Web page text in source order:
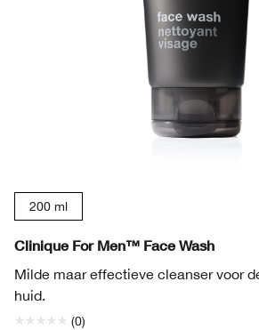
200 ml
Clinique For Men™ Face Wash
Milde maar effectieve cleanser voor
huid.
(0)